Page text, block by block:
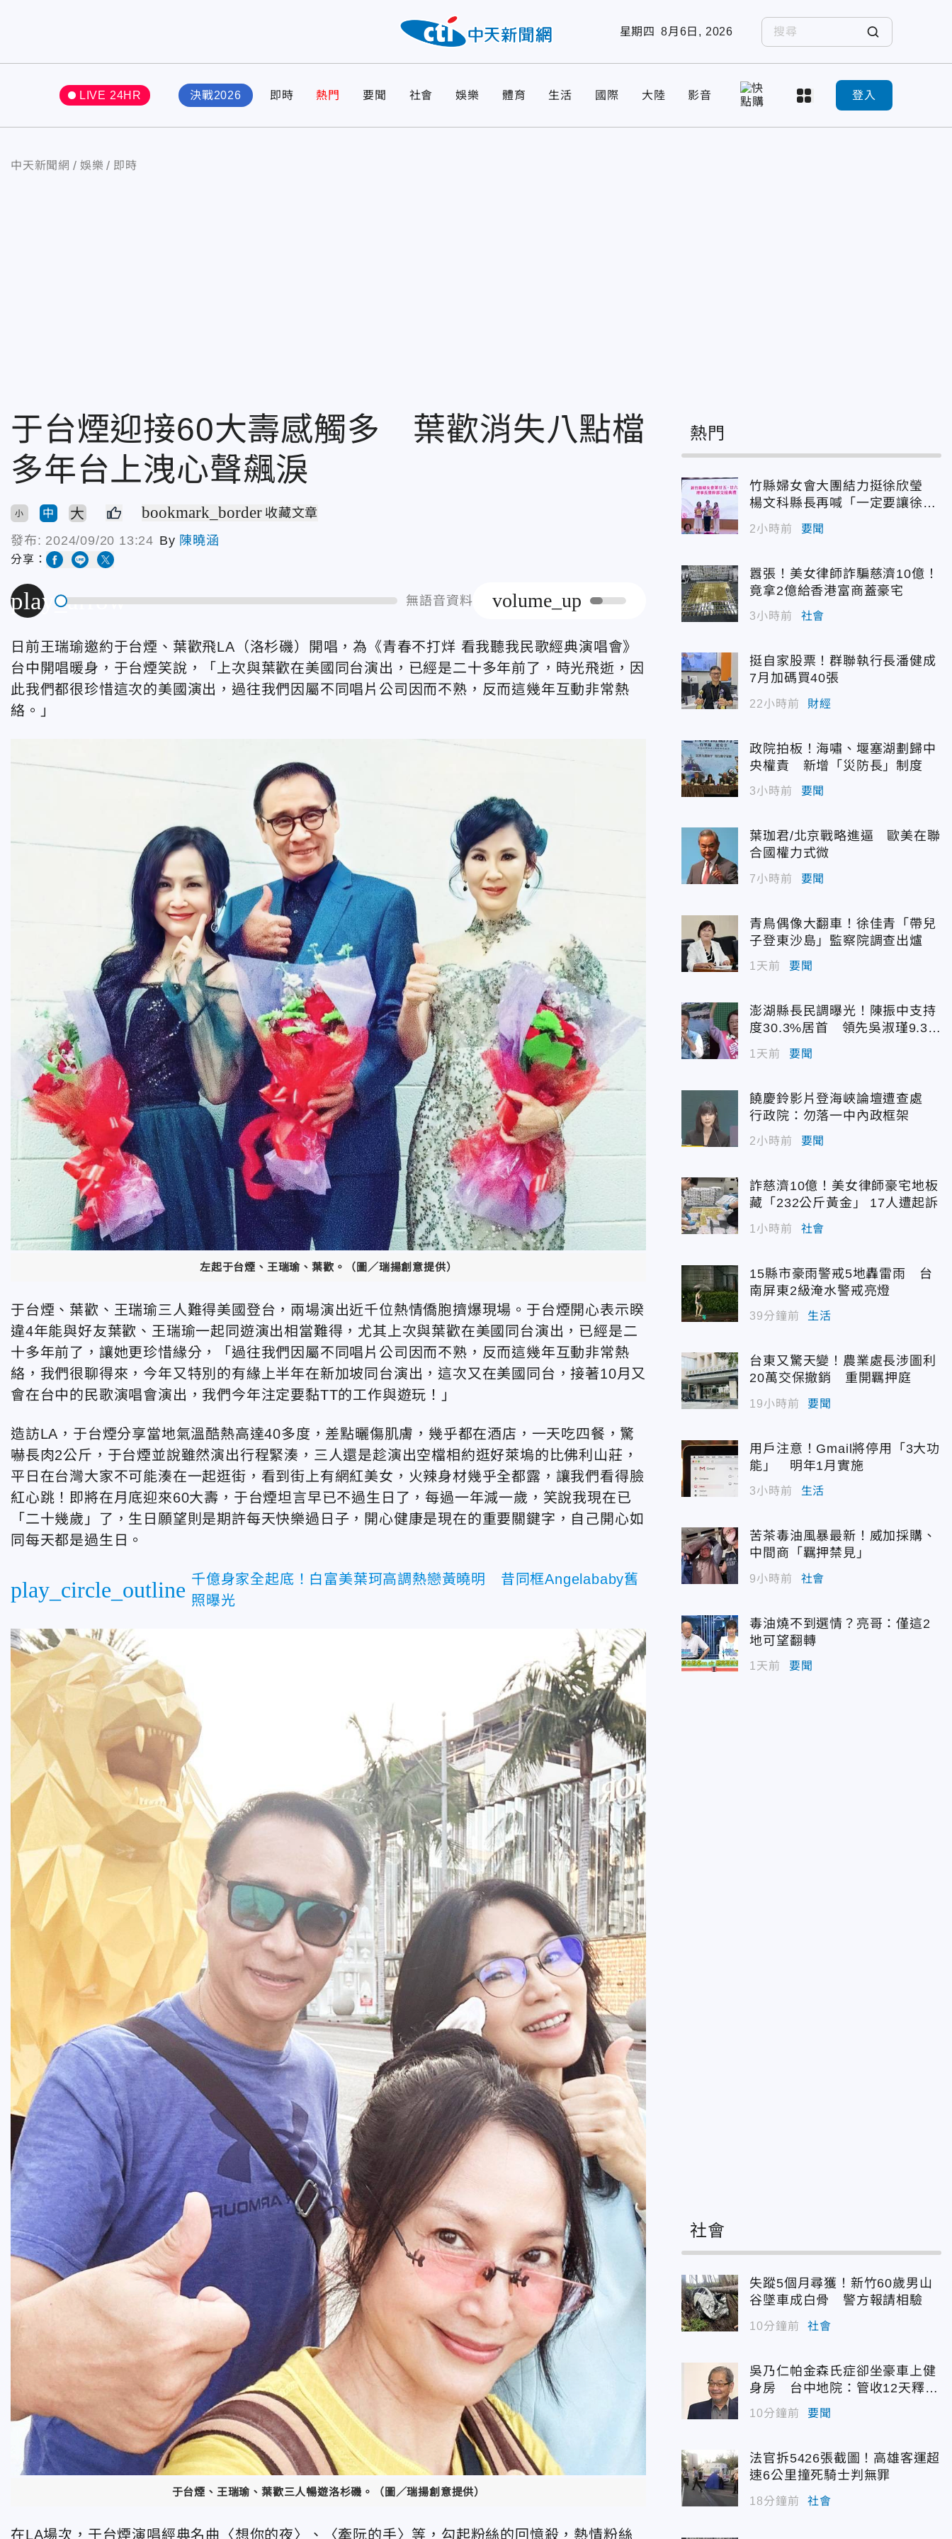
星期四 8月6日, 2026
LIVE 24HR 決戰2026 即時 熱門 要聞 社會 娛樂 體育 生活 國際 大陸 影音 登入
中天新聞網 娛樂 即時
于台煙迎接60大壽感觸多 葉歡消失八點檔
多年台上洩心聲飆淚
小 中 大 bookmark_border 收藏文章
發布: 2024/09/20 13:24 By 陳曉涵
分享：
play_arrow 無語音資料 volume_up
日前王瑞瑜邀約于台煙、葉歡飛LA（洛杉磯）開唱，為《青春不打烊 看我聽我民歌經典演唱會》
台中開唱暖身，于台煙笑說，「上次與葉歡在美國同台演出，已經是二十多年前了，時光飛逝，因
此我們都很珍惜這次的美國演出，過往我們因屬不同唱片公司因而不熟，反而這幾年互動非常熱
絡。」
左起于台煙、王瑞瑜、葉歡。（圖／瑞揚創意提供）
于台煙、葉歡、王瑞瑜三人難得美國登台，兩場演出近千位熱情僑胞擠爆現場。于台煙開心表示睽
違4年能與好友葉歡、王瑞瑜一起同遊演出相當難得，尤其上次與葉歡在美國同台演出，已經是二
十多年前了，讓她更珍惜緣分，「過往我們因屬不同唱片公司因而不熟，反而這幾年互動非常熱
絡，我們很聊得來，今年又特別的有緣上半年在新加坡同台演出，這次又在美國同台，接著10月又
會在台中的民歌演唱會演出，我們今年注定要黏TT的工作與遊玩！」
造訪LA，于台煙分享當地氣溫酷熱高達40多度，差點曬傷肌膚，幾乎都在酒店，一天吃四餐，驚
嚇長肉2公斤，于台煙並說雖然演出行程緊湊，三人還是趁演出空檔相約逛好萊塢的比佛利山莊，
平日在台灣大家不可能湊在一起逛街，看到街上有網紅美女，火辣身材幾乎全都露，讓我們看得臉
紅心跳！即將在月底迎來60大壽，于台煙坦言早已不過生日了，每過一年減一歲，笑說我現在已
「二十幾歲」了，生日願望則是期許每天快樂過日子，開心健康是現在的重要關鍵字，自己開心如
同每天都是過生日。
play_circle_outline 千億身家全起底！白富美葉珂高調熱戀黃曉明 昔同框Angelababy舊
照曝光
于台煙、王瑞瑜、葉歡三人暢遊洛杉磯。（圖／瑞揚創意提供）
在LA場次，于台煙演唱經典名曲〈想你的夜〉、〈牽阮的手〉等，勾起粉絲的回憶殺，熱情粉絲
熱門
竹縣婦女會大團結力挺徐欣瑩
楊文科縣長再喊「一定要讓徐欣
瑩當選」
2小時前 要聞
囂張！美女律師詐騙慈濟10億！
竟拿2億給香港富商蓋豪宅
3小時前 社會
挺自家股票！群聯執行長潘健成
7月加碼買40張
22小時前 財經
政院拍板！海嘯、堰塞湖劃歸中
央權責 新增「災防長」制度
3小時前 要聞
葉珈君/北京戰略進逼 歐美在聯
合國權力式微
7小時前 要聞
青鳥偶像大翻車！徐佳青「帶兒
子登東沙島」監察院調查出爐
1天前 要聞
澎湖縣長民調曝光！陳振中支持
度30.3%居首 領先吳淑瑾9.3個
百分點
1天前 要聞
饒慶鈴影片登海峽論壇遭查處
行政院：勿落一中內政框架
2小時前 要聞
詐慈濟10億！美女律師豪宅地板
藏「232公斤黃金」 17人遭起訴
1小時前 社會
15縣市豪雨警戒5地轟雷雨 台
南屏東2級淹水警戒亮燈
39分鐘前 生活
台東又驚天變！農業處長涉圖利
20萬交保撤銷 重開羈押庭
19小時前 要聞
用戶注意！Gmail將停用「3大功
能」 明年1月實施
3小時前 生活
苦茶毒油風暴最新！威加採購、
中間商「羈押禁見」
9小時前 社會
毒油燒不到選情？亮哥：僅這2
地可望翻轉
1天前 要聞
社會
失蹤5個月尋獲！新竹60歲男山
谷墜車成白骨 警方報請相驗
10分鐘前 社會
吳乃仁帕金森氏症卻坐豪車上健
身房 台中地院：管收12天釋放
沒雙標
10分鐘前 要聞
法官拆5426張截圖！高雄客運超
速6公里撞死騎士判無罪
18分鐘前 社會